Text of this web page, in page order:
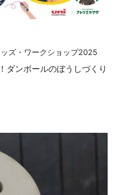
ズ・ワークショップ2025
ダンボールのぼうしづくり